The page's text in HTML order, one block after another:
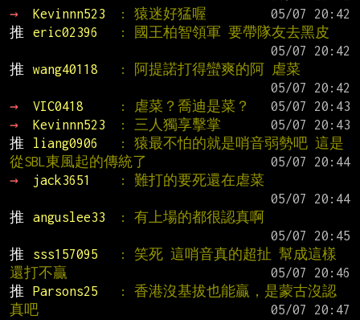
→
Kevinnn523 : 猿迷好猛喔
推
eric02396
: 國王柏智領軍 要帶隊友去黑皮
推
wang40118
: 阿提諾打得蠻爽的阿 虐菜
→
VIC0418 : 虐菜？喬迪是菜？
→
Kevinnn523 : 三人獨享擊掌
推
liang0906
: 猿最不怕的就是哨音弱勢吧 這是
從SBL東風起的傳統了
→
jack3651
: 難打的要死還在虐菜
推
anguslee33
: 有上場的都很認真啊
推
sss157095
: 笑死 這哨音真的超扯 幫成這樣
還打不贏
推
Parsons25
: 香港沒基拔也能贏，是蒙古沒認
真吧